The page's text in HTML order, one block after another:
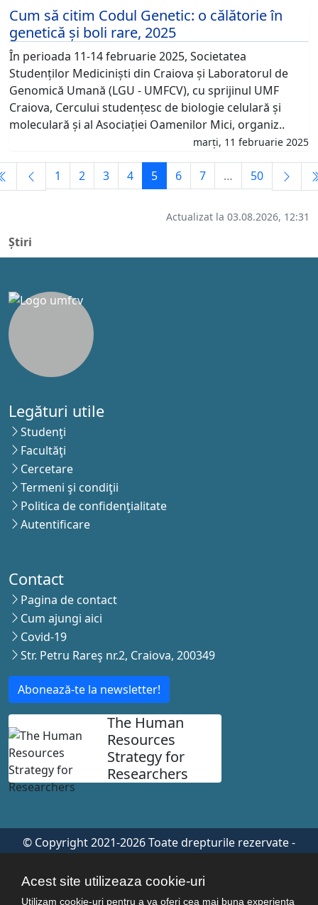
Acest site utilizeaza cookie-uri
Utilizam cookie-uri pentru a va oferi cea mai buna experienta
Știri
Cum să citim Codul Genetic: o călătorie în
genetică și boli rare, 2025
În perioada 11-14 februarie 2025, Societatea
Studenților Mediciniști din Craiova și Laboratorul de
Genomică Umană (LGU - UMFCV), cu sprijinul UMF
Craiova, Cercului studențesc de biologie celulară și
moleculară și al Asociației Oamenilor Mici, organiz..
marți, 11 februarie 2025
1 2 3 4 5 6 7 … 50
Actualizat la 03.08.2026, 12:31
Legături utile
Studenţi
Facultăţi
Cercetare
Termeni şi condiţii
Politica de confidenţialitate
Autentificare
Contact
Pagina de contact
Cum ajungi aici
Covid-19
Str. Petru Rareş nr.2, Craiova, 200349
Abonează-te la newsletter!
The Human
Resources
Strategy for
Researchers
© Copyright 2021-2026 Toate drepturile rezervate -
deAcron Soft